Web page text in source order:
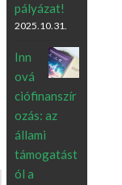
pályázat!
2025.10.31.
Inn
ová
ciófinanszír
ozás: az
állami
támogatást
ól a